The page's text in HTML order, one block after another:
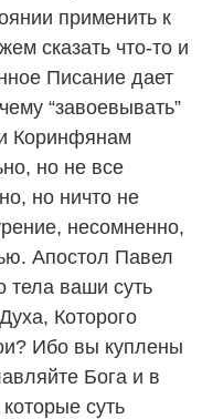
применить к
сказать что-то и
Писание дает
“завоевывать”
Коринфянам
но не все
но ничто не
несомненно,
Апостол Павел
тела ваши суть
Которого
Ибо вы куплены
Бога и в
суть